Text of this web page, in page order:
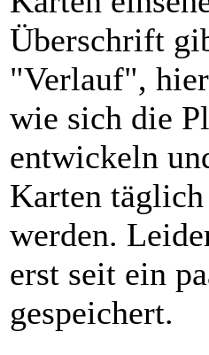
Überschrift
"Verlauf",
wie sich die
entwickeln
Karten
werden.
erst seit ein
gespeichert.